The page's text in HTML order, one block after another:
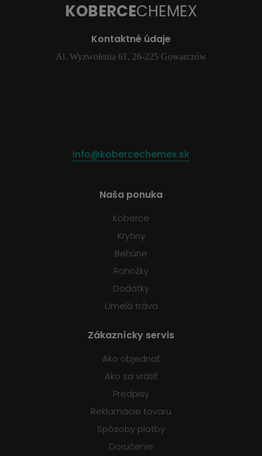
KOBERCECHEMEX
Kontaktné údaje
Al. Wyzwolenia 61, 26-225 Gowarczów
info@kobercechemex.sk
Naša ponuka
Koberce
Krytiny
Behúne
Rohožky
Dodatky
Umelá tráva
Zákaznícky servis
Ako objednať
Ako sa vrátiť
Predpisy
Reklamácie tovaru
Spôsoby platby
Doručenie